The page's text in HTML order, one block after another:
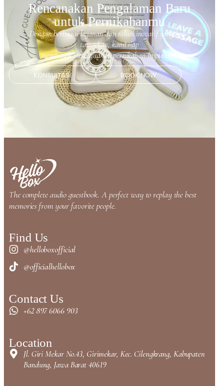
Rencanakan Pengalaman Baru
untuk Pernikahanmu
Dengan berbagai layanan dan solusi inovatif yang kami
tawarkan, kami siap
membantu mewujudkan pernikahan impianmu.
KONSULTASI BOOK NOW
The complete audio guestbook. A perfect way to replay the best
memories from your favorite people.
Find Us
@helloboxofficial
@officialhellobox
Contact Us
+62 897 6066 903
Location
Jl. Giri Mekar No.43, Girimekar, Kec. Cilengkrang, Kabupaten
Bandung, Jawa Barat 40619